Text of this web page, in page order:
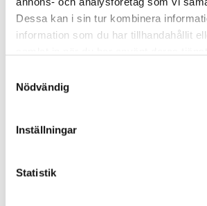
Dessa kan i sin tur kombinera
information som du har tillhandahållit
Nödvändig
Inställningar
Statistik
*Sex middagar på hotellet
*Två picknicluncher
*Provsmakning av lokala delikatesser
*Engelsktalande vandringsguide
Gruppens storlek min 25 max 35.
Avg: 13-19/9 2026